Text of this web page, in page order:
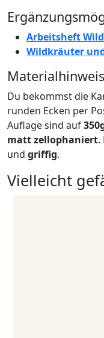
Arbeitsheft
Wildkräuter
Materialhinweis
Du bekommst die
runden Ecken per
Auflage sind auf
matt zellophaniert.
und griffig.
Vielleicht